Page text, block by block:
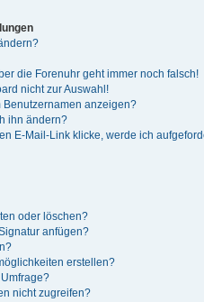
die Forenuhr geht immer noch falsch!
nicht zur Auswahl!
anzeigen?
ihn ändern?
E-Mail-Link klicke, werde ich
oder löschen?
anfügen?
erstellen?
nicht zugreifen?